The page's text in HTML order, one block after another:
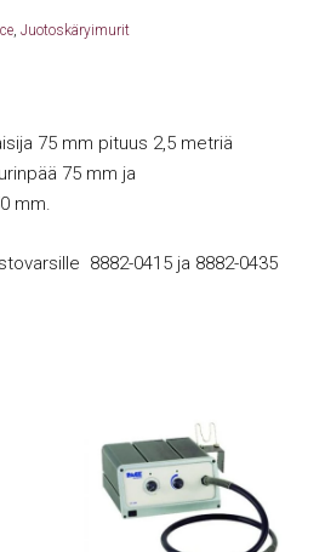
, Juotoskäryimurit
75 mm pituus 2,5 metriä
75 mm ja
mm.
8882-0415 ja 8882-0435